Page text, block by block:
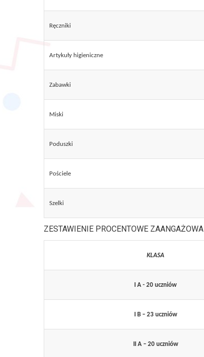
Ręczniki
Artykuły higieniczne
Zabawki
Miski
Poduszki
Pościele
Szelki
ZESTAWIENIE PROCENTOWE
KLASA
I A - 20 uczniów
I B – 23 uczniów
II A – 20 uczniów